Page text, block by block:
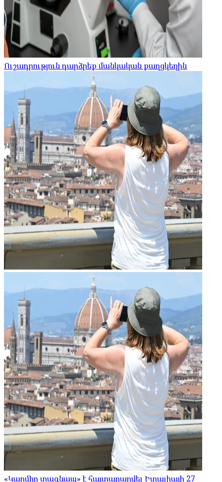
Ուշադրություն դարձրեք մանկական քաղցկեղին
«Կարմիր տագնապ» է հայտարարվել Իտալիայի 27